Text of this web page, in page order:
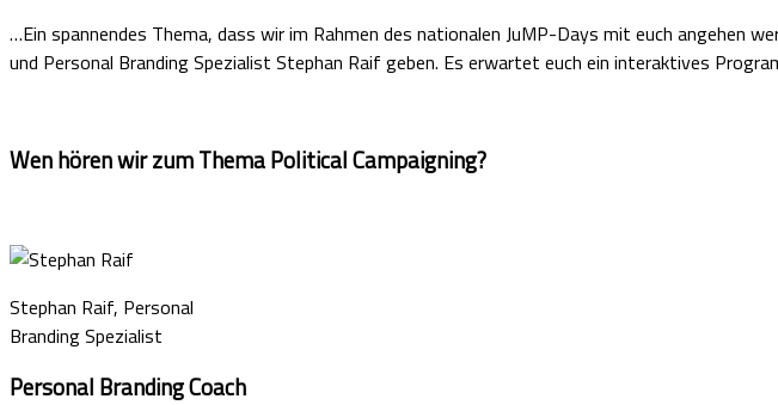
…Ein spannendes Thema, dass wir im Rahmen des nationalen JuMP-Days mit euch angehen
und Personal Branding Spezialist Stephan Raif geben. Es erwartet euch ein interaktives
Wen hören wir zum Thema Political Campaigning?
Stephan Raif, Personal
Branding Spezialist
Personal Branding Coach